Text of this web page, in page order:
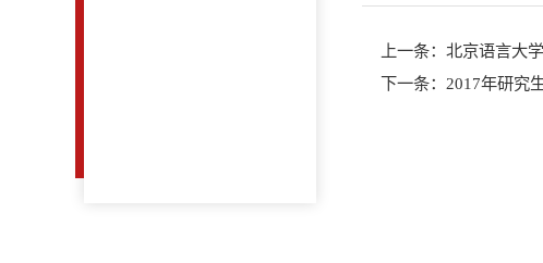
上一条： 北京语言大
下一条： 2017年研究